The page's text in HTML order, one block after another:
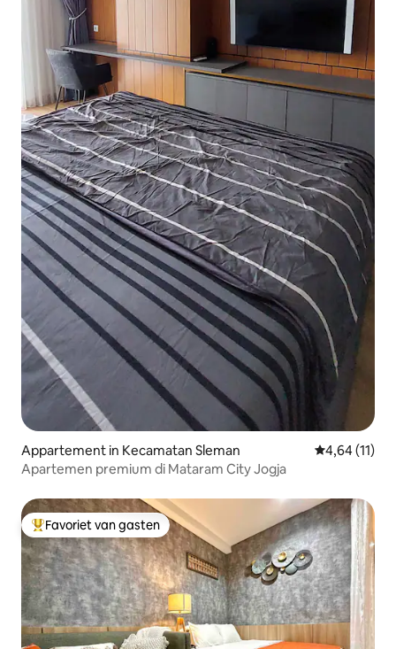
Appartement in Kecamatan Sleman Gemiddelde
4,64 (11)
Apartemen premium di Mataram City Jogja
Topfavoriet van gasten
Favoriet van gasten